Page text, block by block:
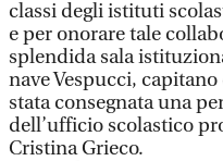
classi degli istituti
e per onorare tale
splendida sala
nave Vespucci,
stata consegnata una
dell’ufficio scolastico
Cristina Grieco.